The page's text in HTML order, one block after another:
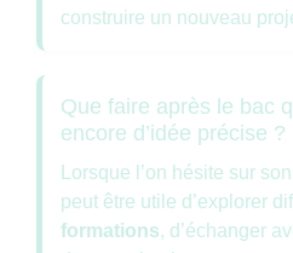
construire un nouveau
Que faire après le bac
encore d’idée précise ?
Lorsque l’on hésite sur son
peut être utile d’explorer
formations, d’échanger